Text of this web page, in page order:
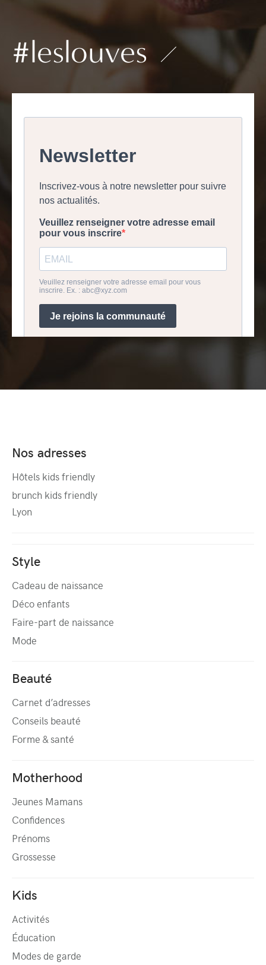
#leslouves
Nos adresses
Hôtels kids friendly
brunch kids friendly
Lyon
Style
Cadeau de naissance
Déco enfants
Faire-part de naissance
Mode
Beauté
Carnet d’adresses
Conseils beauté
Forme & santé
Motherhood
Jeunes Mamans
Confidences
Prénoms
Grossesse
Kids
Activités
Éducation
Modes de garde